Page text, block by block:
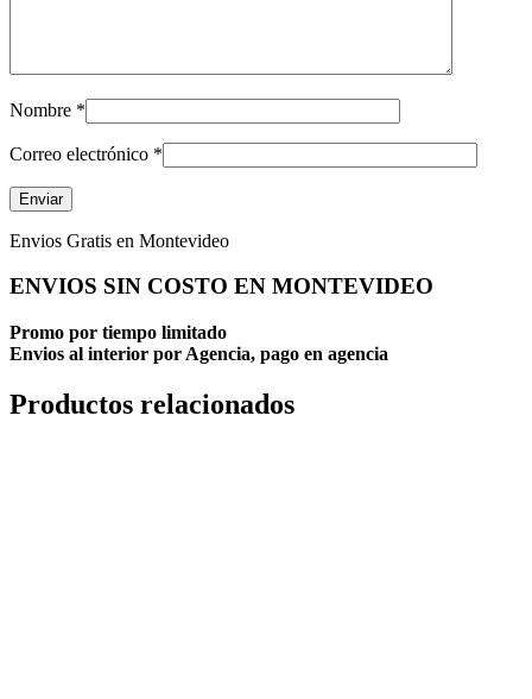
Nombre *
Correo electrónico *
Envios Gratis en Montevideo
ENVIOS SIN COSTO EN MONTEVIDEO
Promo por tiempo limitado
Envios al interior por Agencia, pago en agencia
Productos relacionados